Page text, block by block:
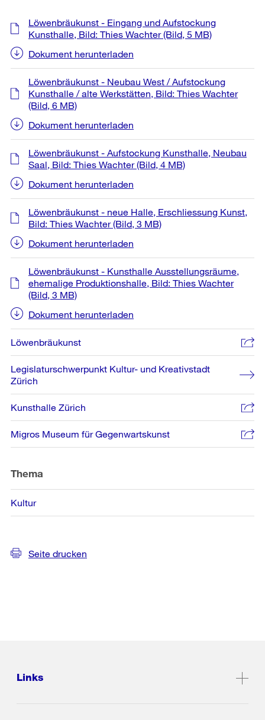
Weitere
Informationen
Löwenbräukunst - Eingang und Aufstockung
Kunsthalle, Bild: Thies Wachter(Bild, 5 MB)
Dokument herunterladen
Löwenbräukunst - Neubau West / Aufstockung
Kunsthalle / alte Werkstätten, Bild: Thies Wachter
(Bild, 6 MB)
Dokument herunterladen
Löwenbräukunst - Aufstockung Kunsthalle, Neubau
Saal, Bild: Thies Wachter(Bild, 4 MB)
Dokument herunterladen
Löwenbräukunst - neue Halle, Erschliessung Kunst,
Bild: Thies Wachter(Bild, 3 MB)
Dokument herunterladen
Löwenbräukunst - Kunsthalle Ausstellungsräume,
ehemalige Produktionshalle, Bild: Thies Wachter
(Bild, 3 MB)
Dokument herunterladen
Löwenbräukunst
Legislaturschwerpunkt Kultur- und Kreativstadt
Zürich
Kunsthalle Zürich
Migros Museum für Gegenwartskunst
Thema
Kultur
Seite drucken
Links